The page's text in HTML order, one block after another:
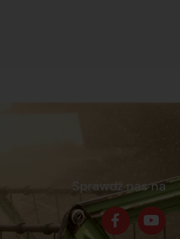
Sprawdź nas na